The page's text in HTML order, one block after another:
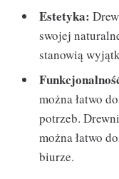
Estetyka:
swojej
stanowią
można łatwo
potrzeb.
można łatwo
biurze.